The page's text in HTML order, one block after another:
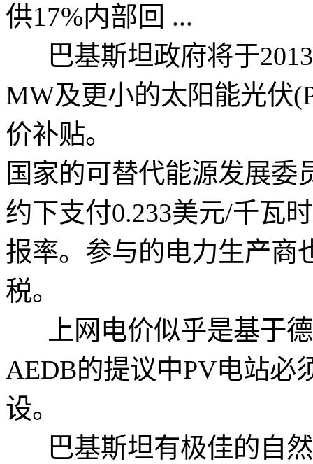
供17%内部回 ...
巴基斯坦政府将于2013
MW及更小的太阳能光伏
价补贴。
国家的可替代能源发展委
约下支付0.233美元/千瓦
报率。参与的电力生产商
税。
上网电价似乎是基于德
AEDB的提议中PV电站必
设。
巴基斯坦有极佳的自然